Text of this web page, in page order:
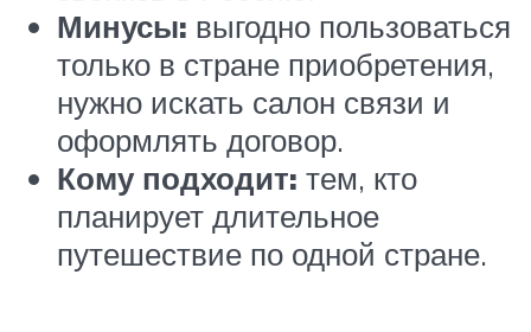
Минусы: выгодно пользоваться
только в стране приобретения,
нужно искать салон связи и
оформлять договор.
Кому подходит: тем, кто
планирует длительное
путешествие по одной стране.